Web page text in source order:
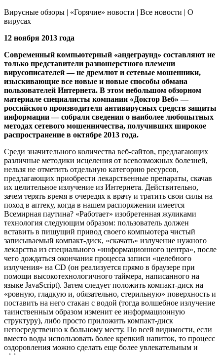
Вирусные обзоры | «Горячие» новости | Все новости | О
вирусах
12 ноября 2013 года
Современный компьютерный «андеграунд» составляют не
только представители разношерстного племени
вирусописателей — не дремлют и сетевые мошенники,
изыскивающие все новые и новые способы обмана
пользователей Интернета. В этом небольшом обзорном
материале специалисты компании «Доктор Веб» —
российского производителя антивирусных средств защиты
информации — собрали сведения о наиболее любопытных
методах сетевого мошенничества, получивших широкое
распространение в октябре 2013 года.
Среди значительного количества веб-сайтов, предлагающих
различные методики исцеления от всевозможных болезней,
нельзя не отметить отдельную категорию ресурсов,
предлагающих приобрести лекарственные препараты, скачав
их целительное излучение из Интернета. Действительно,
зачем терять время в очередях к врачу и тратить свои силы на
поход в аптеку, когда в нашем распоряжении имеется
Всемирная паутина? «Работает» изобретенная жуликами
технология следующим образом: пользователь должен
вставить в пишущий привод своего компьютера чистый
записываемый компакт-диск, «скачать» излучение нужного
лекарства из специального «информационного центра», после
чего дождаться окончания процесса записи «целебного
излучения» на CD (он реализуется прямо в браузере при
помощи высокотехнологичного таймера, написанного на
языке JavaScript). Затем следует положить компакт-диск на
«ровную, гладкую и, обязательно, стерильную» поверхность и
поставить на него стакан с водой (тогда волшебное излучение
таинственным образом изменит ее информационную
структуру), либо просто приложить компакт-диск
непосредственно к больному месту. По всей видимости, если
вместо воды использовать более крепкий напиток, то процесс
оздоровления можно сделать еще более увлекательным и